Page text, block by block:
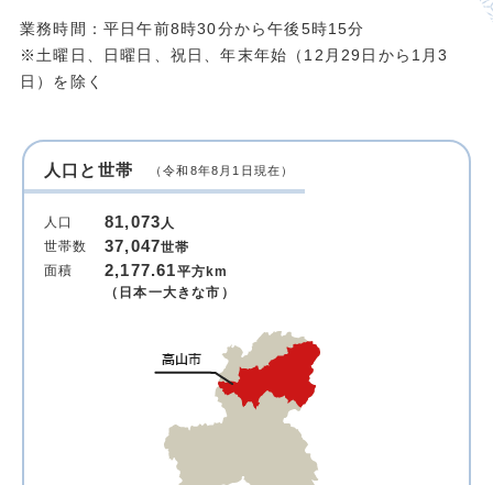
業務時間：平日午前8時30分から午後5時15分
※土曜日、日曜日、祝日、年末年始（12月29日から1月3
日）を除く
人口と世帯 （令和8年8月1日現在）
人口 81,073人
世帯数
37,047世帯
面積
2,177.61平方km
（日本一大きな市）